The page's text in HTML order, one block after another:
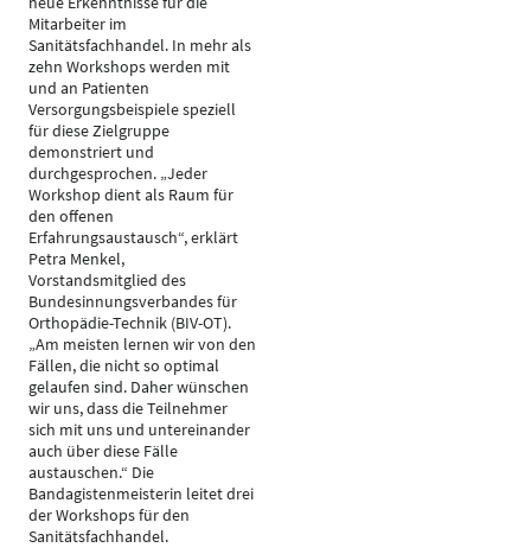
Mitarbeiter im
Sanitätsfachhandel. In mehr als
zehn Workshops werden mit
und an Patienten
Versorgungsbeispiele speziell
für diese Zielgruppe
demonstriert und
durchgesprochen. „Jeder
Workshop dient als Raum für
den offenen
Erfahrungsaustausch“, erklärt
Petra Menkel,
Vorstandsmitglied des
Bundesinnungsverbandes für
Orthopädie-Technik (BIV-OT).
„Am meisten lernen wir von den
Fällen, die nicht so optimal
gelaufen sind. Daher wünschen
wir uns, dass die Teilnehmer
sich mit uns und untereinander
auch über diese Fälle
austauschen.“ Die
Bandagistenmeisterin leitet drei
der Workshops für den
Sanitätsfachhandel.